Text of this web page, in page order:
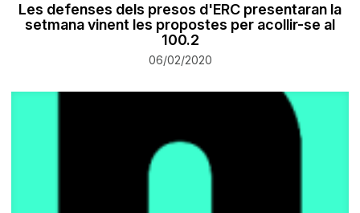
Les defenses dels presos d'ERC presentaran la
setmana vinent les propostes per acollir-se al
100.2
06/02/2020